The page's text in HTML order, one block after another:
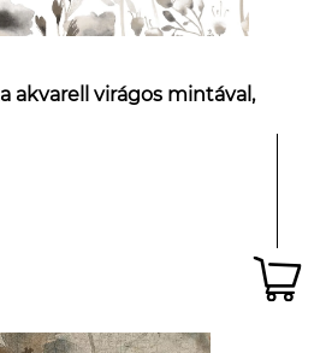
akvarell virágos mintával,